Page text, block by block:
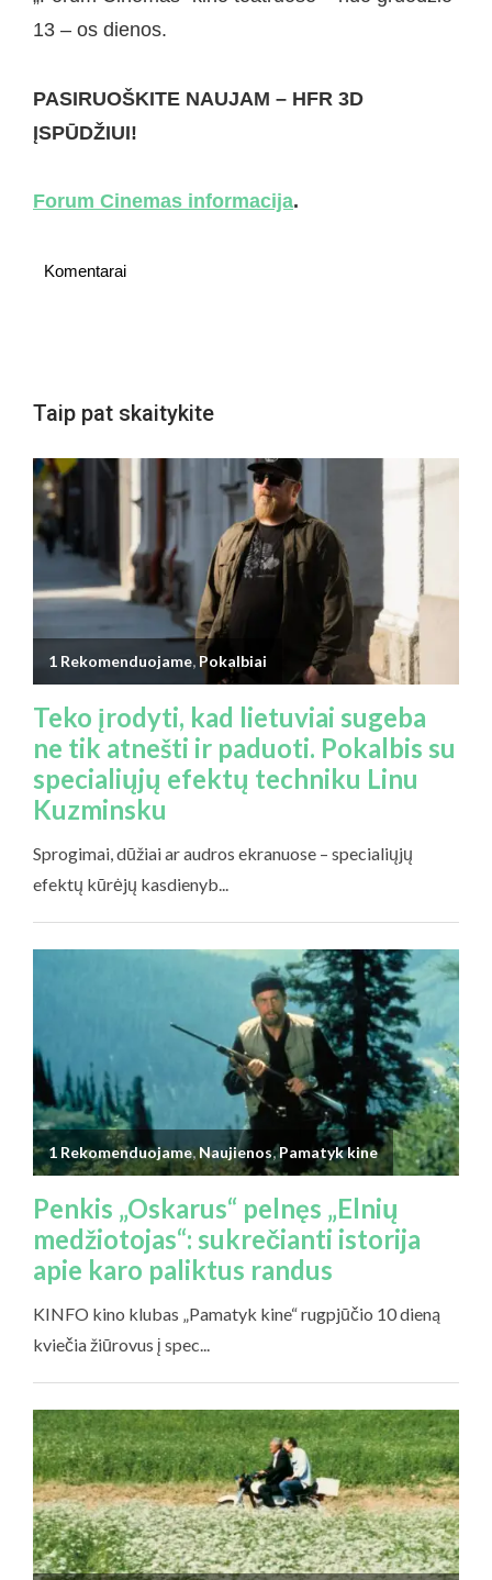
13 – os dienos.
PASIRUOŠKITE NAUJAM – HFR 3D
ĮSPŪDŽIUI!
Forum Cinemas informacija.
Komentarai
Taip pat skaitykite